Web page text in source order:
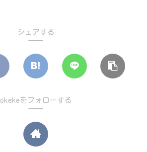
シェアする
okekeをフォローする